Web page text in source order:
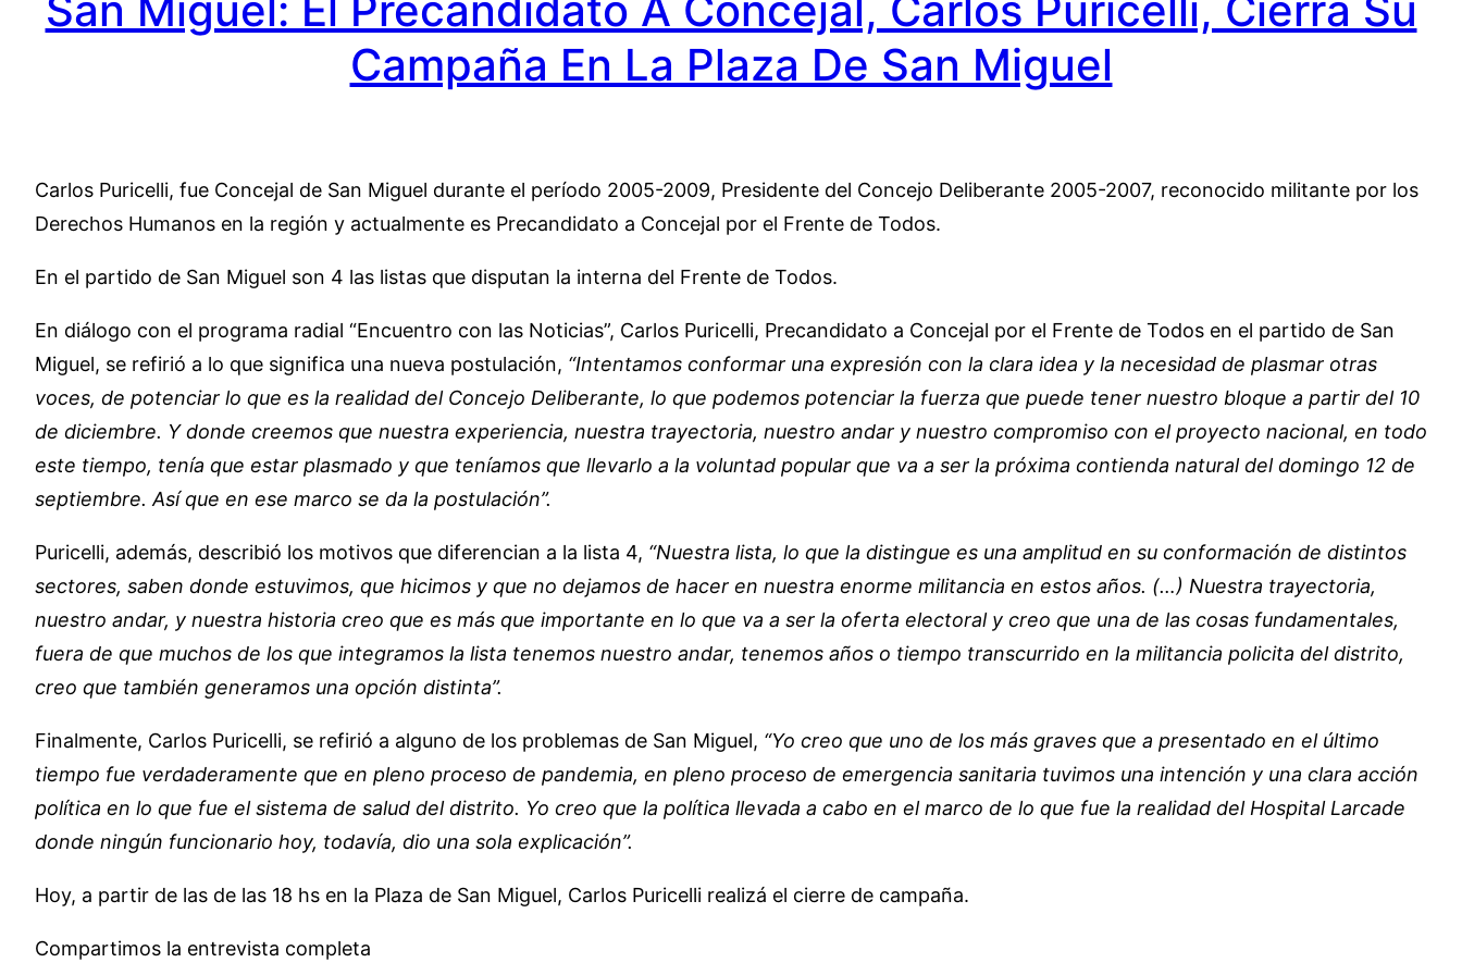
Campaña En La Plaza De San Miguel
Carlos Puricelli, fue Concejal de San Miguel durante el período 2005-2009, Presidente del Concejo Deliberante 2005-2007, reconocido militante por los
Derechos Humanos en la región y actualmente es Precandidato a Concejal por el Frente de Todos.
En el partido de San Miguel son 4 las listas que disputan la interna del Frente de Todos.
En diálogo con el programa radial “Encuentro con las Noticias”, Carlos Puricelli, Precandidato a Concejal por el Frente de Todos en el partido de San
Miguel, se refirió a lo que significa una nueva postulación, “Intentamos conformar una expresión con la clara idea y la necesidad de plasmar otras
voces, de potenciar lo que es la realidad del Concejo Deliberante, lo que podemos potenciar la fuerza que puede tener nuestro bloque a partir del 10
de diciembre. Y donde creemos que nuestra experiencia, nuestra trayectoria, nuestro andar y nuestro compromiso con el proyecto nacional, en todo
este tiempo, tenía que estar plasmado y que teníamos que llevarlo a la voluntad popular que va a ser la próxima contienda natural del domingo 12 de
septiembre. Así que en ese marco se da la postulación”.
Puricelli, además, describió los motivos que diferencian a la lista 4, “Nuestra lista, lo que la distingue es una amplitud en su conformación de distintos
sectores, saben donde estuvimos, que hicimos y que no dejamos de hacer en nuestra enorme militancia en estos años. (…) Nuestra trayectoria,
nuestro andar, y nuestra historia creo que es más que importante en lo que va a ser la oferta electoral y creo que una de las cosas fundamentales,
fuera de que muchos de los que integramos la lista tenemos nuestro andar, tenemos años o tiempo transcurrido en la militancia policita del distrito,
creo que también generamos una opción distinta”.
Finalmente, Carlos Puricelli, se refirió a alguno de los problemas de San Miguel, “Yo creo que uno de los más graves que a presentado en el último
tiempo fue verdaderamente que en pleno proceso de pandemia, en pleno proceso de emergencia sanitaria tuvimos una intención y una clara acción
política en lo que fue el sistema de salud del distrito. Yo creo que la política llevada a cabo en el marco de lo que fue la realidad del Hospital Larcade
donde ningún funcionario hoy, todavía, dio una sola explicación”.
Hoy, a partir de las de las 18 hs en la Plaza de San Miguel, Carlos Puricelli realizá el cierre de campaña.
Compartimos la entrevista completa